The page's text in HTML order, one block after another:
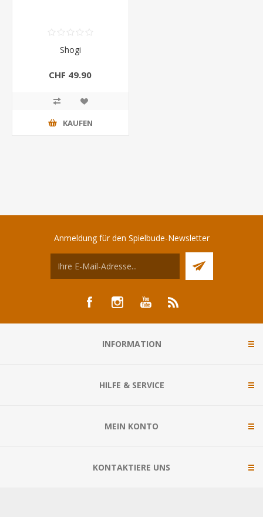
Shogi
CHF 49.90
KAUFEN
Anmeldung für den Spielbude-Newsletter
INFORMATION
HILFE & SERVICE
MEIN KONTO
KONTAKTIERE UNS